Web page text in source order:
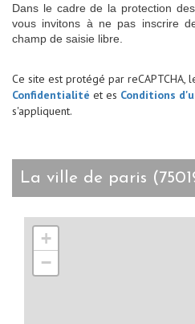
Dans le cadre de la protection
vous invitons à ne pas inscrire
champ de saisie libre.
Ce site est protégé par reCAPTCHA,
Confidentialité et es Conditions
s'appliquent.
la ville de paris
+
−